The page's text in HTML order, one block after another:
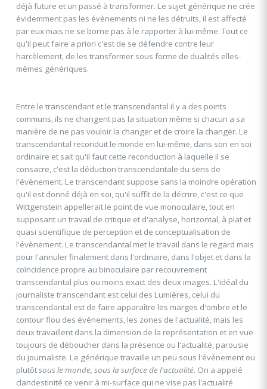
déjà future et un passé à transformer. Le sujet générique ne crée
évidemment pas les évènements ni ne les détruits, il est affecté
par eux mais ne se borne pas à le rapporter à lui-même. Tout ce
qu'il peut faire a priori c'est de se défendre contre leur
harcèlement, de les transformer sous forme de dualités elles-
mêmes génériques.
Entre le transcendant et le transcendantal il y a des points
communs, ils ne changent pas la situation même si chacun a sa
manière de ne pas vouloir la changer et de croire la changer. Le
transcendantal reconduit le monde en lui-même, dans son en soi
ordinaire et sait qu'il faut cette reconduction à laquelle il se
consacre, c'est la déduction transcendantale du sens de
l'évènement. Le transcendant suppose sans la moindre opération
qu'il est donné déjà en soi, qu'il suffit de la décrire, c'est ce que
Wittgenstein appellerait le point de vue monoculaire, tout en
supposant un travail de critique et d'analyse, horizontal, à plat et
quasi scientifique de perception et de conceptualisation de
l'évènement. Le transcendantal met le travail dans le regard mais
pour l'annuler finalement dans l'ordinaire, dans l'objet et dans la
coïncidence propre au binoculaire par recouvrement
transcendantal plus ou moins exact des deux images. L'idéal du
journaliste transcendant est celui des Lumières, celui du
transcendantal est de faire apparaître les marges d'ombre et le
contour flou des évènements, les zones de l'actualité, mais les
deux travaillent dans la dimension de la représentation et en vue
toujours de déboucher dans la présence ou l'actualité, parousie
du journaliste. Le générique travaille un peu sous l'événement ou
plutôtsous le monde, sous la surface de l'actualité. On a appelé
clandestinité ce venir à mi-surface qui ne vise pas l'actualité